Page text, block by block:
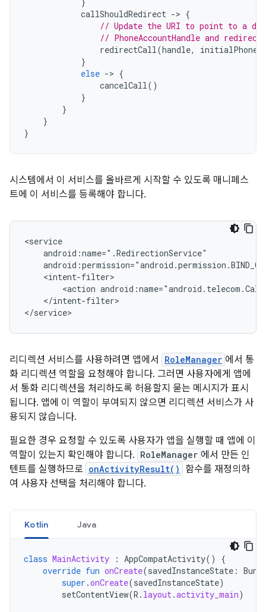
callShouldRedirect -> {
// Update the URI to point to a
// PhoneAccountHandle and redirect.
redirectCall(handle,
}
else -> {
cancelCall()
}
}
}
}
시스템에서 이 서비스를 올바르게 시작할 수 있도록 매니페스
트에 이 서비스를 등록해야 합니다.
<action
</intent-filter>
리디렉션 서비스를 사용하려면 앱에서 RoleManager 에서 통
화 리디렉션 역할을 요청해야 합니다. 그러면 사용자에게 앱에
서 통화 리디렉션을 처리하도록 허용할지 묻는 메시지가 표시
됩니다. 앱에 이 역할이 부여되지 않으면 리디렉션 서비스가 사
용되지 않습니다.
필요한 경우 요청할 수 있도록 사용자가 앱을 실행할 때 앱에 이
역할이 있는지 확인해야 합니다. RoleManager 에서 만든 인
텐트를 실행하므로 onActivityResult()
함수를 재정의하
여 사용자 선택을 처리해야 합니다.
Kotlin Java
class MainActivity : AppCompatActivity()
{
override fun onCreate(savedInstanceState :
super .onCreate(savedInstanceState)
setContentView(R . layout.activity_main)